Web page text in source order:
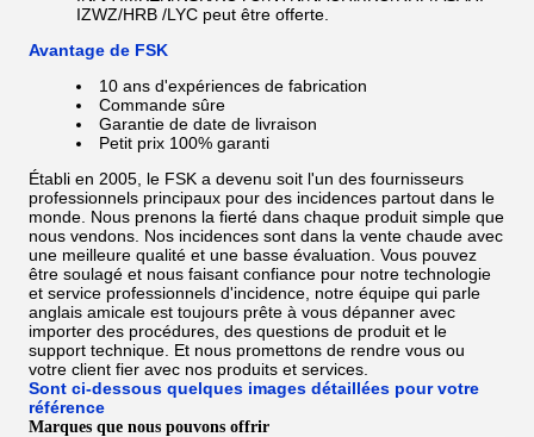
IZWZ/HRB /LYC peut être offerte.
Avantage de FSK
10 ans d'expériences de fabrication
Commande sûre
Garantie de date de livraison
Petit prix 100% garanti
Établi en 2005, le FSK a devenu soit l'un des fournisseurs
professionnels principaux pour des incidences partout dans le
monde. Nous prenons la fierté dans chaque produit simple que
nous vendons. Nos incidences sont dans la vente chaude avec
une meilleure qualité et une basse évaluation. Vous pouvez
être soulagé et nous faisant confiance pour notre technologie
et service professionnels d'incidence, notre équipe qui parle
anglais amicale est toujours prête à vous dépanner avec
importer des procédures, des questions de produit et le
support technique. Et nous promettons de rendre vous ou
votre client fier avec nos produits et services.
Sont ci-dessous quelques images détaillées pour votre
référence
Marques que nous pouvons offrir